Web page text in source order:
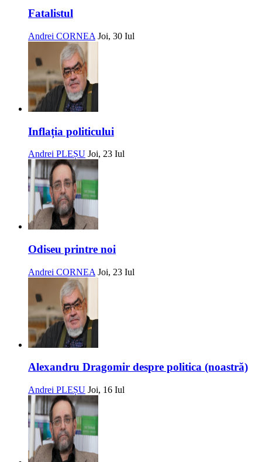
Fatalistul
Andrei CORNEA Joi, 30 Iul
Inflația politicului
Andrei PLEȘU Joi, 23 Iul
Odiseu printre noi
Andrei CORNEA Joi, 23 Iul
Alexandru Dragomir despre politica (noastră)
Andrei PLEȘU Joi, 16 Iul